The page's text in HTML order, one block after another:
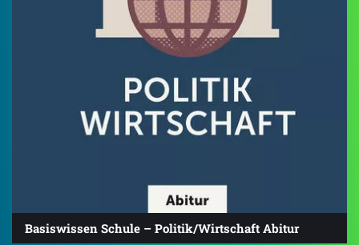
Basiswissen Schule – Politik/Wirtschaft Abitur